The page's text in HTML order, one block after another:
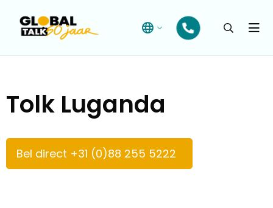
Open
Tolk Luganda
Bel direct +31 (0)88 255 5222